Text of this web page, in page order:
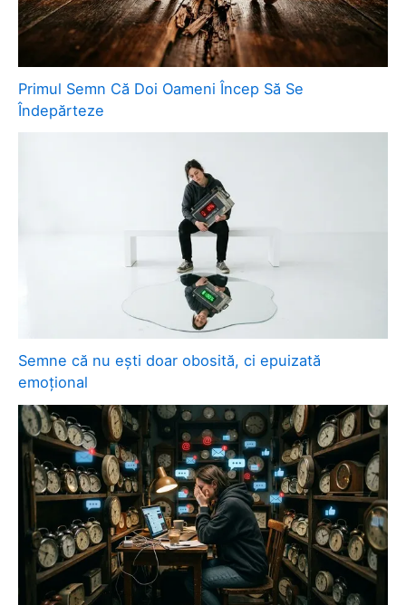
Primul Semn Că Doi Oameni Încep Să Se
Îndepărteze
Semne că nu ești doar obosită, ci epuizată
emoțional